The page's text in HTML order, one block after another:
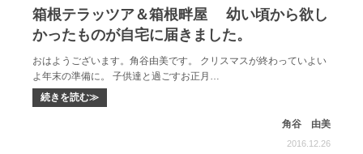
箱根テラッツア＆箱根畔屋 幼い頃から欲し
かったものが自宅に届きました。
おはようございます。角谷由美です。 クリスマスが終わっていよい
よ年末の準備に。 子供達と過ごすお正月…
続きを読む≫
角谷 由美
2016.12.26